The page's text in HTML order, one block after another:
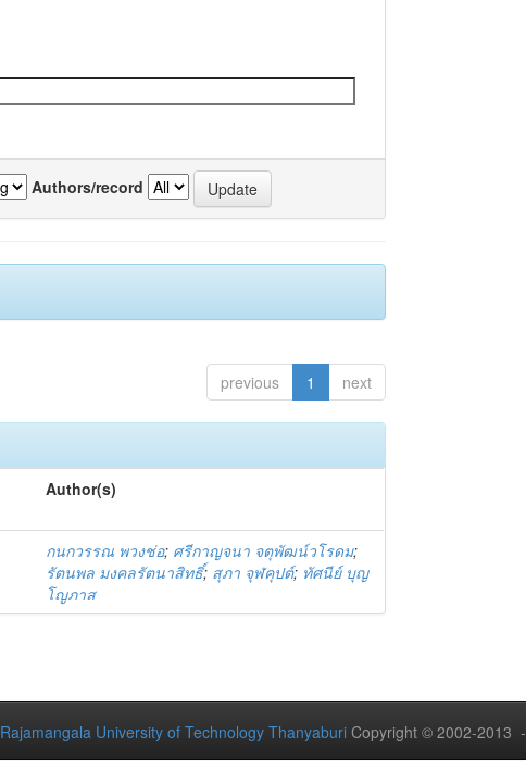
Authors/record
previous 1 next
Author(s)
กนกวรรณ พวงช่อ; ศรีกาญจนา จตุพัฒน์วโรดม;
รัตนพล มงคลรัตนาสิทธิ์; สุภา จุฬคุปต์; ทัศนีย์ บุญ
โญภาส
Rajamangala University of Technology Thanyaburi Copyright © 2002-2013 -